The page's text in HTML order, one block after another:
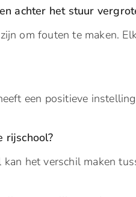
achter het stuur
om fouten te maken.
een positieve
rijschool?
het verschil maken